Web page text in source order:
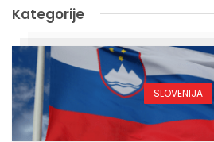
Kategorije
SLOVENIJA